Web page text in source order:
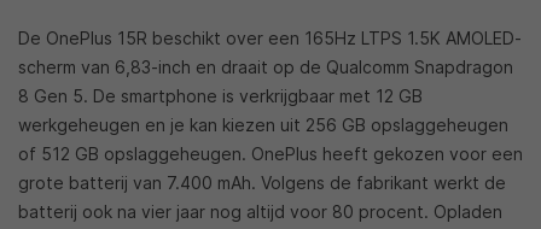
De OnePlus 15R beschikt over een 165Hz LTPS 1.5K AMOLED-
scherm van 6,83-inch en draait op de Qualcomm Snapdragon
8 Gen 5. De smartphone is verkrijgbaar met 12 GB
werkgeheugen en je kan kiezen uit 256 GB opslaggeheugen
of 512 GB opslaggeheugen. OnePlus heeft gekozen voor een
grote batterij van 7.400 mAh. Volgens de fabrikant werkt de
batterij ook na vier jaar nog altijd voor 80 procent. Opladen